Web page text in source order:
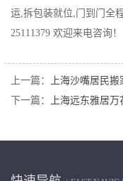
运,拆包装就位,门到门全
25111379 欢迎来电咨询！
上一篇：
上海沙嘴居民
下一篇：
上海远东雅居